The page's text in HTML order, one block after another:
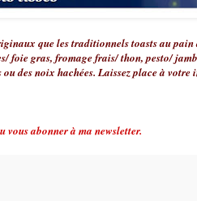
que les traditionnels toasts au pain
foie gras, fromage frais/ thon, pesto/
des noix hachées. Laissez place à
vous abonner à ma newsletter.